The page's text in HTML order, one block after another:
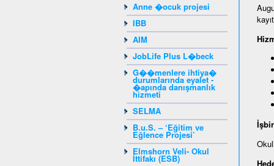
Anne �ocuk projesi
IBB
AIM
JobLife Plus L�beck
G��menlere ihtiya�
durumlarında eyalet -
�apında danışmanlık
hizmeti
SELMA
B.u.S. – ‘Eğitim ve
Eğlence Projesi’
Elmshorn Veli- Okul
İttifakı (ESB)